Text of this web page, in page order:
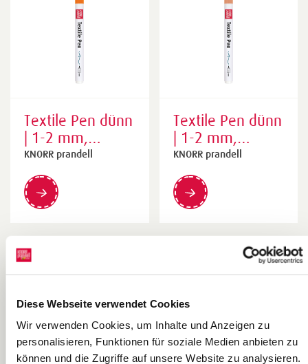
Diese Webseite verwendet Cookies
Wir verwenden Cookies, um Inhalte und Anzeigen zu
personalisieren, Funktionen für soziale Medien anbieten zu
können und die Zugriffe auf unsere Website zu analysieren.
Textile Pen dünn
| 1-2 mm,
orange
KNORR prandell
Textile Pen dünn
| 1-2 mm,
apricot
KNORR prandell